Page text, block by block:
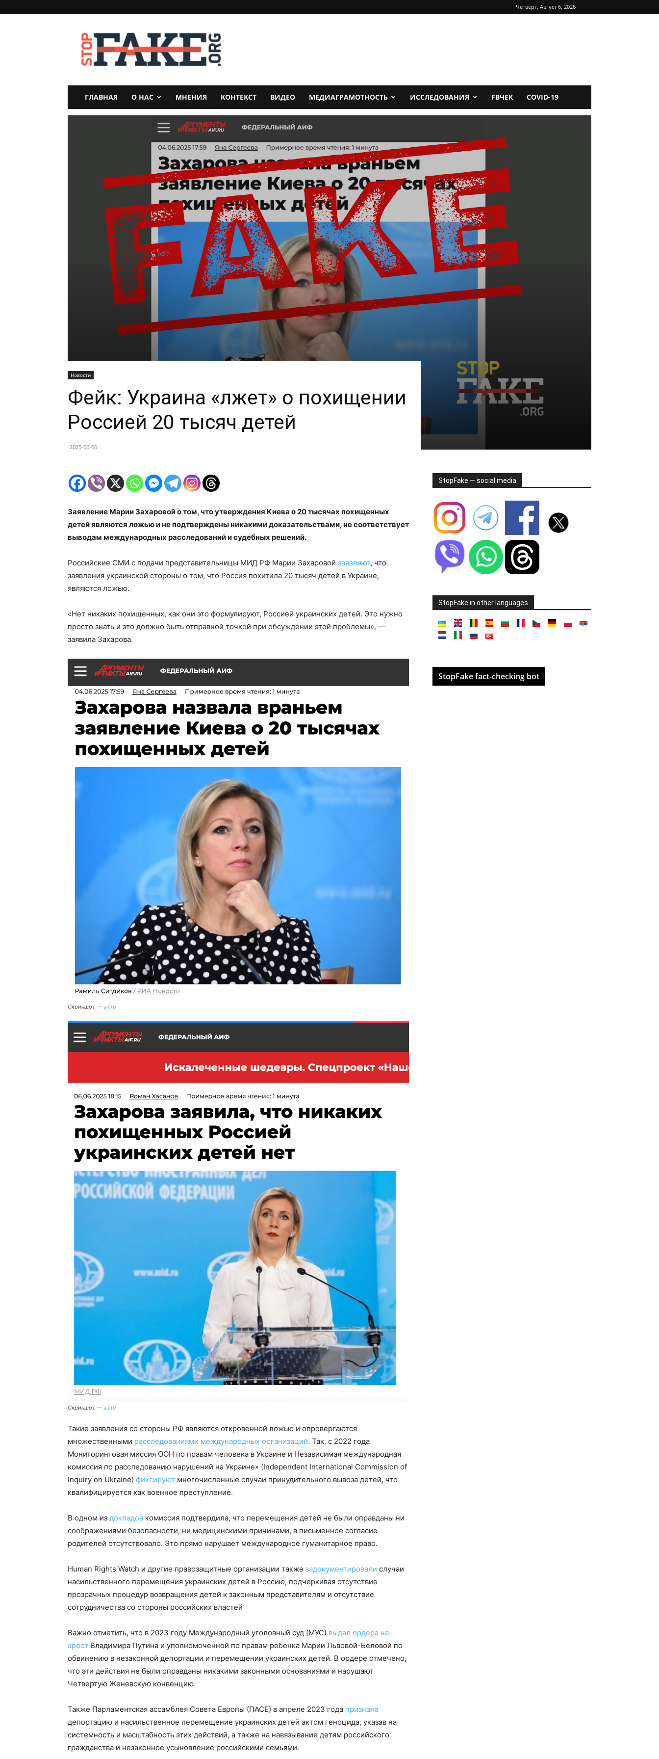
Четверг, Август 6, 2026
StopFake
ГЛАВНАЯ О НАС МНЕНИЯ КОНТЕКСТ ВИДЕО МЕДИАГРАМОТНОСТЬ ИССЛЕДОВАНИЯ FBЧЕК COVID-19
Новости
Фейк: Украина «лжет» о похищении
Россией 20 тысяч детей
2025-06-06
Заявление Марии Захаровой о том, что утверждения Киева о 20 тысячах похищенных
детей являются ложью и не подтверждены никакими доказательствами, не соответствует
выводам международных расследований и судебных решений.
Российские СМИ с подачи представительницы МИД РФ Марии Захаровой заявляют, что
заявления украинской стороны о том, что Россия похитила 20 тысяч детей в Украине,
являются ложью.
«Нет никаких похищенных, как они это формулируют, Россией украинских детей. Это нужно
просто знать и это должно быть отправной точкой при обсуждении этой проблемы», —
заявила Захарова.
Скриншот — aif.ru
Скриншот — aif.ru
Такие заявления со стороны РФ являются откровенной ложью и опровергаются
множественными расследованиями международных организаций. Так, с 2022 года
Мониторинговая миссия ООН по правам человека в Украине и Независимая международная
комиссия по расследованию нарушений на Украине» (Independent International Commission of
Inquiry on Ukraine) фиксируют многочисленные случаи принудительного вывоза детей, что
квалифицируется как военное преступление.
В одном из докладов комиссия подтвердила, что перемещения детей не были оправданы ни
соображениями безопасности, ни медицинскими причинами, а письменное согласие
родителей отсутствовало. Это прямо нарушает международное гуманитарное право.
Human Rights Watch и другие правозащитные организации также задокументировали случаи
насильственного перемещения украинских детей в Россию, подчеркивая отсутствие
прозрачных процедур возвращения детей к законным представителям и отсутствие
сотрудничества со стороны российских властей
Важно отметить, что в 2023 году Международный уголовный суд (МУС) выдал ордера на
арест Владимира Путина и уполномоченной по правам ребенка Марии Львовой-Беловой по
обвинению в незаконной депортации и перемещении украинских детей. В ордере отмечено,
что эти действия не были оправданы никакими законными основаниями и нарушают
Четвертую Женевскую конвенцию.
Также Парламентская ассамблея Совета Европы (ПАСЕ) в апреле 2023 года признала
депортацию и насильственное перемещение украинских детей актом геноцида, указав на
системность и масштабность этих действий, а также на навязывание детям российского
гражданства и незаконное усыновление российскими семьями.
StopFake — social media
StopFake in other languages
StopFake fact-checking bot